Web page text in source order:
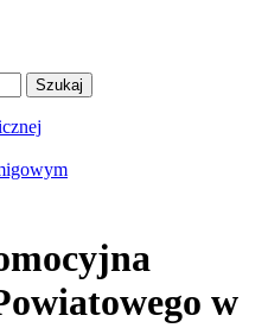
Szukaj